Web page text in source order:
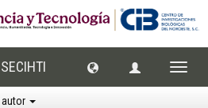
SECIHTI
autor